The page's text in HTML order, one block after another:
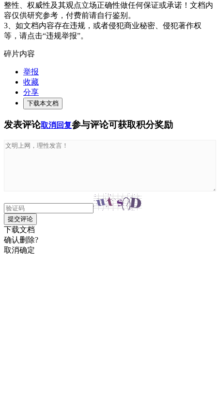
整性、权威性及其观点立场正确性做任何保证或承诺！文档内
容仅供研究参考，付费前请自行鉴别。
3、如文档内容存在违规，或者侵犯商业秘密、侵犯著作权
等，请点击“违规举报”。
碎片内容
举报
收藏
分享
下载本文档
发表评论取消回复参与评论可获取积分奖励
提交评论
下载文档
确认删除?
取消确定